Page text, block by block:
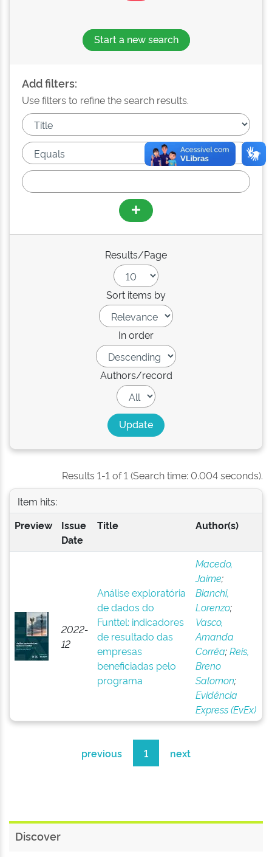
Start a new search
Add filters:
Use filters to refine the search results.
Results/Page
Sort items by
In order
Authors/record
Results 1-1 of 1 (Search time: 0.004 seconds).
Item hits:
Preview
Issue
Date
Title Author(s)
2022-
12
Análise exploratória
de dados do
Funttel: indicadores
de resultado das
empresas
beneficiadas pelo
programa
Macedo,
Jaime;
Bianchi,
Lorenzo;
Vasco,
Amanda
Corrêa;Reis,
Breno
Salomon;
Evidência
Express (EvEx)
previous 1 next
Discover